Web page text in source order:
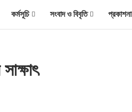
কর্মসূচি সংবাদ ও বিবৃতি প্রকাশনা